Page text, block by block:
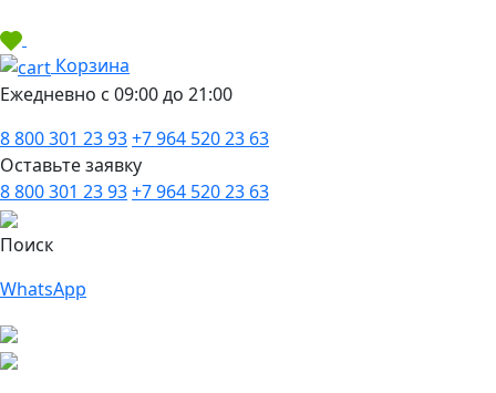
Корзина
Ежедневно с 09:00 до 21:00
8 800 301 23 93+7 964 520 23 63
Оставьте заявку
8 800 301 23 93+7 964 520 23 63
Поиск
WhatsApp